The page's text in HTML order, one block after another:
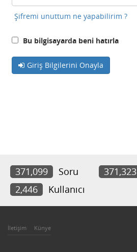
Şifremi unuttum ne yapabilirim ?
Bu bilgisayarda beni hatırla
Giriş Bilgilerini Onayla
371,099 Soru 371,323
2,446
Kullanıcı
İletişim Künye